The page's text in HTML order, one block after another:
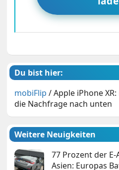
Du bist hier:
mobiFlip /Apple iPhone
die Nachfrage nach unten
Weitere Neuigkeiten
77 Prozent der
Asien: Europas